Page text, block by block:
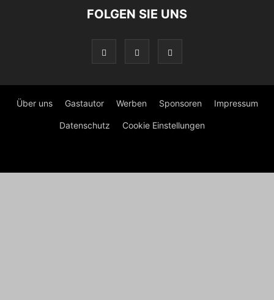
FOLGEN SIE UNS
Über uns Gastautor Werben Sponsoren Impressum
Datenschutz Cookie Einstellungen